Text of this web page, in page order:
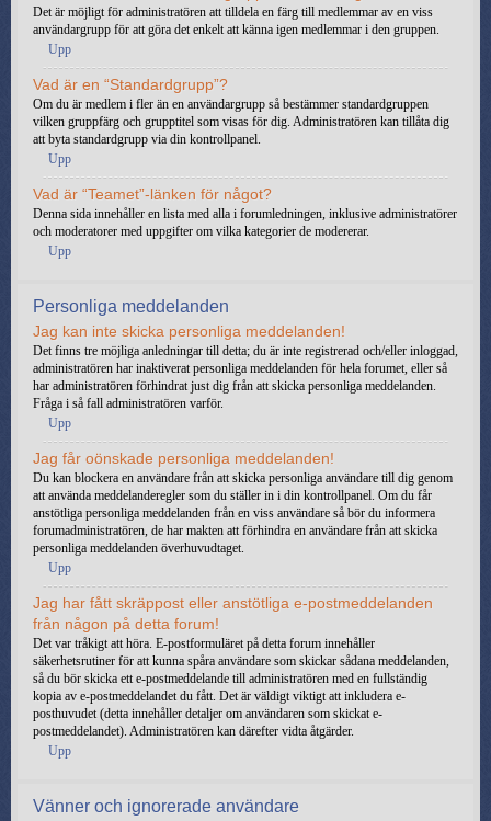
Det är möjligt för administratören att tilldela en färg till medlemmar av en viss
användargrupp för att göra det enkelt att känna igen medlemmar i den gruppen.
Upp
Vad är en “Standardgrupp”?
Om du är medlem i fler än en användargrupp så bestämmer standardgruppen
vilken gruppfärg och grupptitel som visas för dig. Administratören kan tillåta dig
att byta standardgrupp via din kontrollpanel.
Upp
Vad är “Teamet”-länken för något?
Denna sida innehåller en lista med alla i forumledningen, inklusive administratörer
och moderatorer med uppgifter om vilka kategorier de modererar.
Upp
Personliga meddelanden
Jag kan inte skicka personliga meddelanden!
Det finns tre möjliga anledningar till detta; du är inte registrerad och/eller inloggad,
administratören har inaktiverat personliga meddelanden för hela forumet, eller så
har administratören förhindrat just dig från att skicka personliga meddelanden.
Fråga i så fall administratören varför.
Upp
Jag får oönskade personliga meddelanden!
Du kan blockera en användare från att skicka personliga användare till dig genom
att använda meddelanderegler som du ställer in i din kontrollpanel. Om du får
anstötliga personliga meddelanden från en viss användare så bör du informera
forumadministratören, de har makten att förhindra en användare från att skicka
personliga meddelanden överhuvudtaget.
Upp
Jag har fått skräppost eller anstötliga e-postmeddelanden
från någon på detta forum!
Det var tråkigt att höra. E-postformuläret på detta forum innehåller
säkerhetsrutiner för att kunna spåra användare som skickar sådana meddelanden,
så du bör skicka ett e-postmeddelande till administratören med en fullständig
kopia av e-postmeddelandet du fått. Det är väldigt viktigt att inkludera e-
posthuvudet (detta innehåller detaljer om användaren som skickat e-
postmeddelandet). Administratören kan därefter vidta åtgärder.
Upp
Vänner och ignorerade användare